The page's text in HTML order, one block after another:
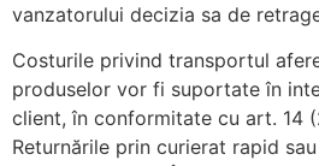
vanzatorului decizia sa de
Costurile privind transportul
produselor vor fi suportate în
client, în conformitate cu art. 14
Returnările prin curierat rapid